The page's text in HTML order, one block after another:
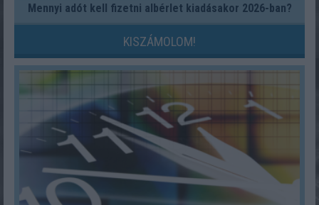
Mennyi adót kell fizetni albérlet kiadásakor 2026-ban?
KISZÁMOLOM!